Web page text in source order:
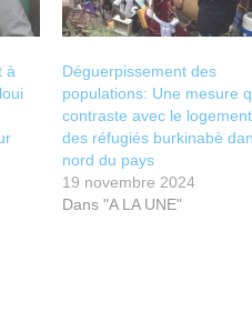
à
Déguerpissement des
populations: Une mesure
contraste avec le logement
des réfugiés burkinabè
nord du pays
19 novembre 2024
Dans "A LA UNE"